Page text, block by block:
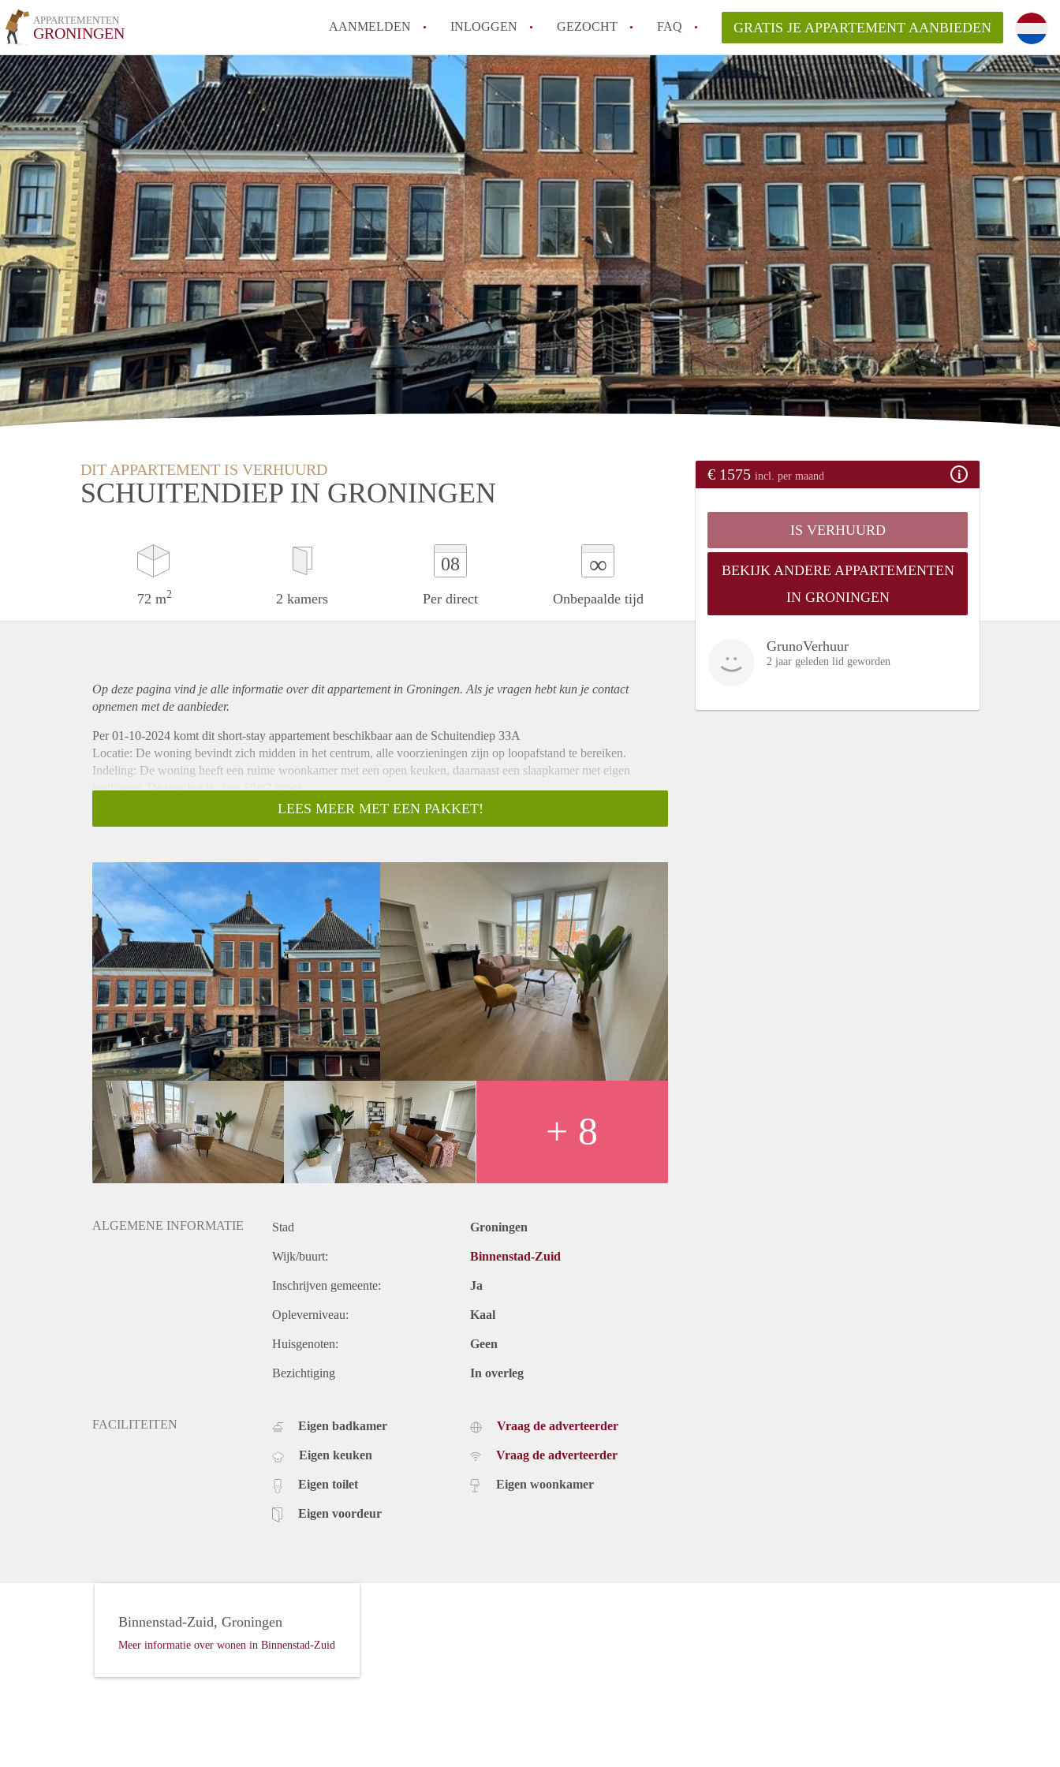
APPARTEMENTEN
GRONINGEN AANMELDEN INLOGGEN GEZOCHT FAQ
Hoe werkt Appartement Groningen
Hoeveel kost het om te reageren op een Appartement in Groningen?
How to translate AppartementGroningen?
Wat is AppartementenGroningen?
Wat is de privacyverklaring van AppartementenGroningen?
Alle veelgestelde vragen
GRATIS JE APPARTEMENT AANBIEDEN
DIT APPARTEMENT IS VERHUURD
SCHUITENDIEP IN GRONINGEN
72 m2 2 kamers
08
Per direct
∞
Onbepaalde tijd
€ 1575 incl. per maand
IS VERHUURD
BEKIJK ANDERE APPARTEMENTEN
IN GRONINGEN
GrunoVerhuur
2 jaar geleden lid geworden
Op deze pagina vind je alle informatie over ditappartementin Groningen. Als je vragen hebt kun je contact
opnemen met de aanbieder.
Per 01-10-2024 komt dit short-stay appartement beschikbaar aan de Schuitendiep 33A
Locatie: De woning bevindt zich midden in het centrum, alle voorzieningen zijn op loopafstand te bereiken.
Indeling: De woning heeft een ruime woonkamer met een open keuken, daarnaast een slaapkamer met eigen
badkamer. De woning is circa 50m2 groot.
Huurprijs: De huurprijs bedraagt €1575,- ALL IN BTW
BESCHIKBAAR TOT 31-12-2024, foto's zijn van soortgelijke woning.
LEES MEER MET EEN PAKKET!
+ 8
ALGEMENE INFORMATIE Stad Groningen
Wijk/buurt: Binnenstad-Zuid
Inschrijven gemeente: Ja
Opleverniveau: Kaal
Huisgenoten: Geen
Bezichtiging In overleg
FACILITEITEN Eigen badkamer
Eigen keuken
Eigen toilet
Eigen voordeur
Vraag de adverteerder
Vraag de adverteerder
Eigen woonkamer
Binnenstad-Zuid, Groningen
Meer informatie over wonen in Binnenstad-Zuid